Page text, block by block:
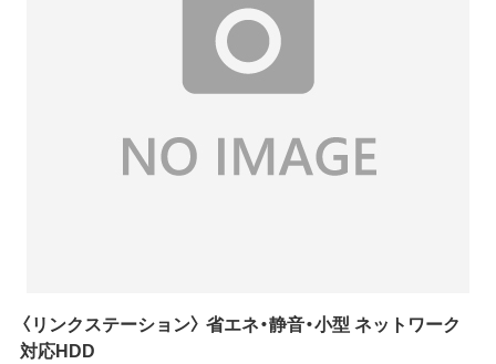
〈リンクステーション〉 省エネ・静音・小型 ネットワーク
対応HDD